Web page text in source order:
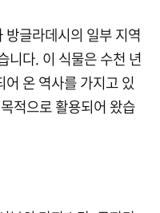
글라데시의 일부 지역
니다. 이 식물은 수천 년
온 역사를 가지고 있
적으로 활용되어 왔습